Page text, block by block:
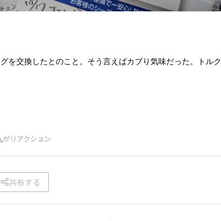
を交換したとのこと。そう言えばカブり気味だった。トル
がリアクション
共有する